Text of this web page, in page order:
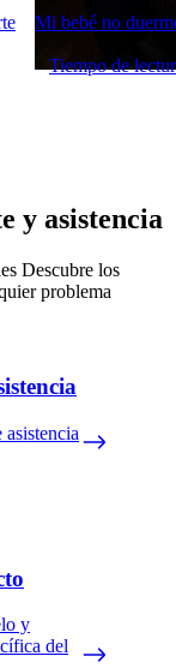
Mi bebé no
Tiempo de
y asistencia
Descubre los
problema
asistencia
y
del